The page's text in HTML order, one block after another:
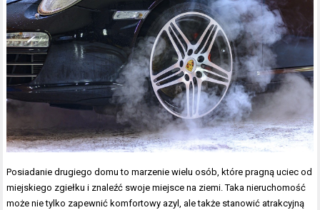
Posiadanie drugiego domu to marzenie wielu osób, które pragną uciec od
miejskiego zgiełku i znaleźć swoje miejsce na ziemi. Taka nieruchomość
może nie tylko zapewnić komfortowy azyl, ale także stanowić atrakcyjną